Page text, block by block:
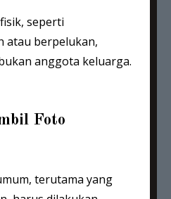
seperti
atau berpelukan,
anggota keluarga.
Foto
terutama yang